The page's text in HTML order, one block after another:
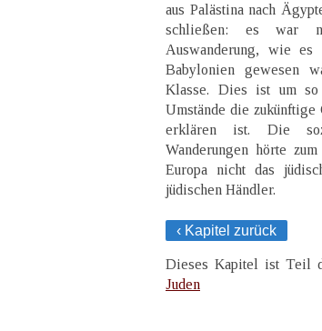
aus Palästina nach
schließen: es war
Auswanderung, wie
Babylonien gewesen
Klasse. Dies ist um
Umstände die zukünftige
erklären ist. Die
Wanderungen hörte
Europa nicht das
jüdischen Händler.
‹ Kapitel zurück
Dieses Kapitel ist Teil
Juden